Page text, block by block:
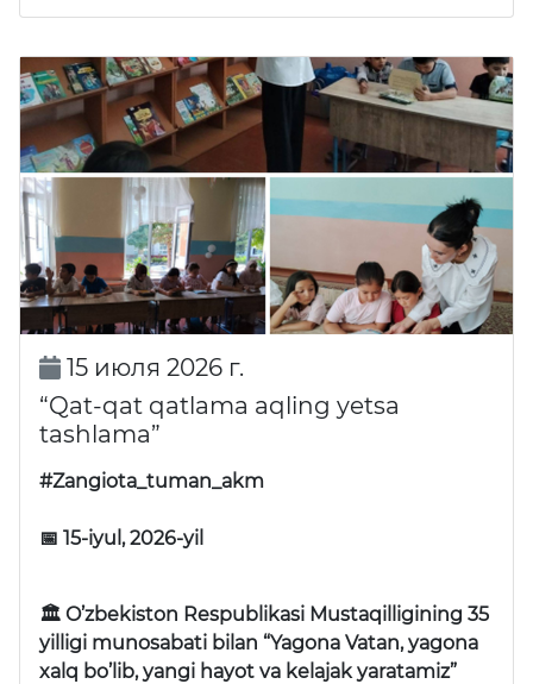
15 июля 2026 г.
“Qat-qat qatlama aqling yetsa
tashlama”
#Zangiota_tuman_akm
📅 15-iyul, 2026-yil
🏛 O’zbekiston Respublikasi Mustaqilligining 35
yilligi munosabati bilan “Yagona Vatan, yagona
xalq bo’lib, yangi hayot va kelajak yaratamiz”